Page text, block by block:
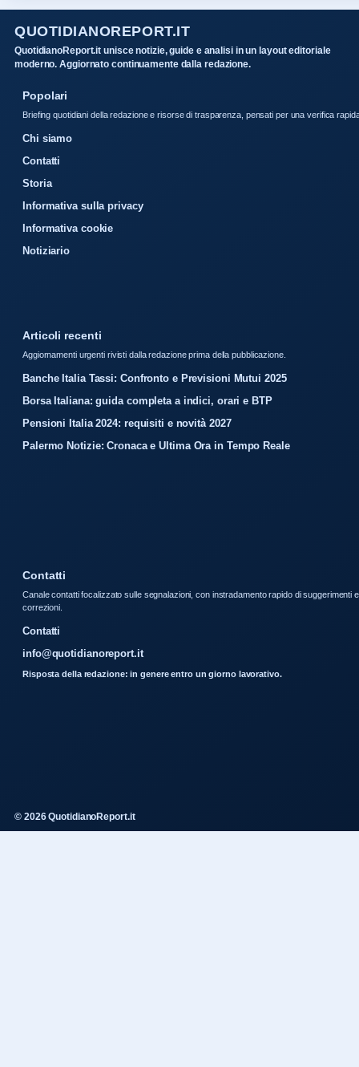
QUOTIDIANOREPORT.IT
QuotidianoReport.it unisce notizie, guide e analisi in un layout editoriale
moderno. Aggiornato continuamente dalla redazione.
Popolari
Briefing quotidiani della redazione e risorse di trasparenza, pensati per una verifica
Chi siamo
Contatti
Storia
Informativa sulla privacy
Informativa cookie
Notiziario
Articoli recenti
Aggiornamenti urgenti rivisti dalla redazione prima della pubblicazione.
Banche Italia Tassi: Confronto e Previsioni Mutui 2025
Borsa Italiana: guida completa a indici, orari e BTP
Pensioni Italia 2024: requisiti e novità 2027
Palermo Notizie: Cronaca e Ultima Ora in Tempo Reale
Contatti
Canale contatti focalizzato sulle segnalazioni, con instradamento rapido di suggerimenti e
correzioni.
Contatti
info@quotidianoreport.it
Risposta della redazione: in genere entro un giorno lavorativo.
© 2026 QuotidianoReport.it